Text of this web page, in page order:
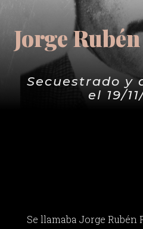
Jorge
Secuestrado y
el 19/
Se llamaba Jorge Rubén